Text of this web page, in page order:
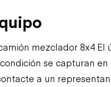
mezclador 8x4
se capturan
a un